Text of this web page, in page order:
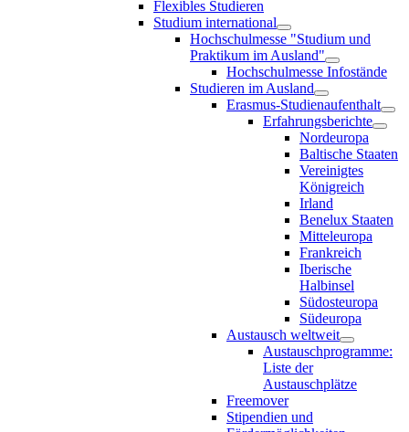
Flexibles Studieren
Studium international
Hochschulmesse "Studium und
Praktikum im Ausland"
Hochschulmesse Infostände
Studieren im Ausland
Erasmus-Studienaufenthalt
Erfahrungsberichte
Nordeuropa
Baltische Staaten
Vereinigtes
Königreich
Irland
Benelux Staaten
Mitteleuropa
Frankreich
Iberische
Halbinsel
Südosteuropa
Südeuropa
Austausch weltweit
Austauschprogramme:
Liste der
Austauschplätze
Freemover
Stipendien und